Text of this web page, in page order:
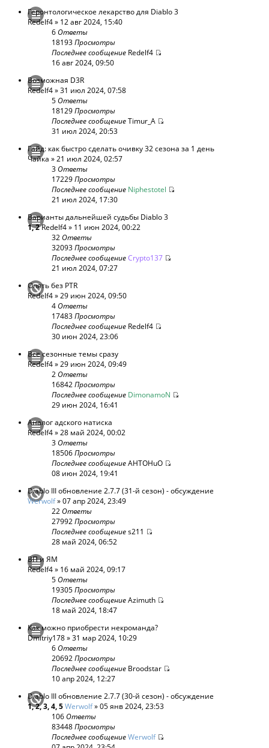
Геронтологическое лекарство для Diablo 3
Redelf4» 12 авг 2024, 15:40
6Ответы
18193Просмотры
Последнее сообщение Redelf4
16 авг 2024, 09:50
Возможная D3R
Redelf4» 31 июл 2024, 07:58
5Ответы
18129Просмотры
Последнее сообщениеTimur_A
31 июл 2024, 20:53
Гайд: как быстро сделать очивку 32 сезона за 1 день
Чайка » 21 июл 2024, 02:57
3Ответы
17229Просмотры
Последнее сообщение Niphestotel
21 июл 2024, 17:30
Варианты дальнейшей судьбы Diablo 3
1,2Redelf4» 11 июн 2024, 00:22
32Ответы
32093Просмотры
Последнее сообщениеCrypto137
21 июл 2024, 07:27
Опять без PTR
Redelf4» 29 июн 2024, 09:50
4Ответы
17483Просмотры
Последнее сообщение Redelf4
30 июн 2024, 23:06
Все сезонные темы сразу
Redelf4» 29 июн 2024, 09:49
2Ответы
16842Просмотры
Последнее сообщение DimonamoN
29 июн 2024, 16:41
Аналог адского натиска
Redelf4» 28 май 2024, 00:02
3Ответы
18506Просмотры
Последнее сообщениеAHTOHuO
08 июн 2024, 19:41
Diablo III обновление 2.7.7 (31-й сезон) - обсуждение
Werwolf» 07 апр 2024, 23:49
22Ответы
27992Просмотры
Последнее сообщениеs211
28 май 2024, 06:52
ВП и ЯМ
Redelf4» 16 май 2024, 09:17
5Ответы
19305Просмотры
Последнее сообщениеAzimuth
18 май 2024, 18:47
Как можно приобрести некроманда?
Dmitriy178» 31 мар 2024, 10:29
6Ответы
20692Просмотры
Последнее сообщение Broodstar
10 апр 2024, 12:27
Diablo III обновление 2.7.7 (30-й сезон) - обсуждение
1,2,3,4,5Werwolf» 05 янв 2024, 23:53
106Ответы
83448Просмотры
Последнее сообщениеWerwolf